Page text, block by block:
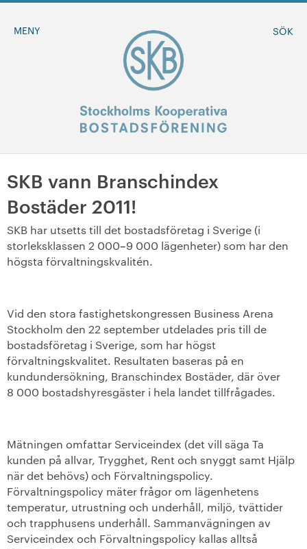
SÖK
MENY
BLI MEDLEM
Om oss
+
Våra bostäder
Vår boendeform
SKB vann Branschindex
Bostäder 2011!
SKB har utsetts till det bostadsföretag i Sverige (i
storleksklassen 2 000–9 000 lägenheter) som har den
högsta förvaltningskvalitén.
Vid den stora fastighetskongressen Business Arena
Stockholm den 22 september utdelades pris till de
bostadsföretag i Sverige, som har högst
förvaltningskvalitet. Resultaten baseras på en
kundundersökning, Branschindex Bostäder, där över
8 000 bostadshyresgäster i hela landet tillfrågades.
Mätningen omfattar Serviceindex (det vill säga Ta
kunden på allvar, Trygghet, Rent och snyggt samt Hjälp
när det behövs) och Förvaltningspolicy.
Förvaltningspolicy mäter frågor om lägenhetens
temperatur, utrustning och underhåll, miljö, tvättider
och trapphusens underhåll. Sammanvägningen av
Serviceindex och Förvaltningspolicy kallas alltså